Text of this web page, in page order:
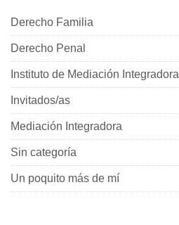
Derecho Familia
Derecho Penal
Instituto de Mediación Integradora
Invitados/as
Mediación Integradora
Sin categoría
Un poquito más de mí